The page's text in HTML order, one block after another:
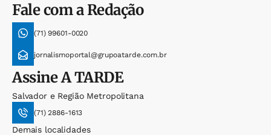
Fale com a Redação
(71) 99601-0020
jornalismoportal@grupoatarde.com.br
AssineA TARDE
Salvador e Região Metropolitana
(71) 2886-1613
Demais localidades